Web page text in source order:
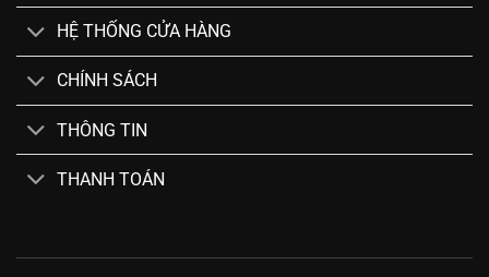
HỆ THỐNG CỬA HÀNG
CHÍNH SÁCH
THÔNG TIN
THANH TOÁN